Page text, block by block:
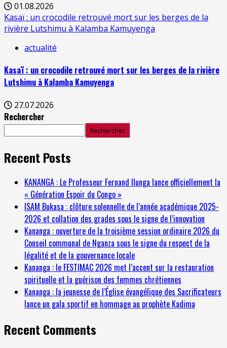
01.08.2026
Kasaï : un crocodile retrouvé mort sur les berges de la
rivière Lutshimu à Kalamba Kamuyenga
actualité
Kasaï : un crocodile retrouvé mort sur les berges de la rivière
Lutshimu à Kalamba Kamuyenga
27.07.2026
Rechercher
Rechercher
Recent Posts
KANANGA : Le Professeur Fernand Ilunga lance officiellement la
« Génération Espoir du Congo »
ISAM Bukasa : clôture solennelle de l’année académique 2025-
2026 et collation des grades sous le signe de l’innovation
Kananga : ouverture de la troisième session ordinaire 2026 du
Conseil communal de Nganza sous le signe du respect de la
légalité et de la gouvernance locale
Kananga : le FESTIMAC 2026 met l’accent sur la restauration
spirituelle et la guérison des femmes chrétiennes
Kananga : la jeunesse de l’Église évangélique des Sacrificateurs
lance un gala sportif en hommage au prophète Kadima
Recent Comments